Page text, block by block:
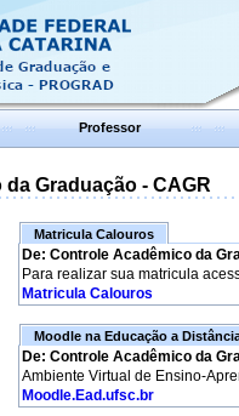
Professor
Graduação - CAGR
Matricula Calouros
De: Controle Acadêmico da
Para realizar sua matricula
Matricula Calouros
Moodle na Educação a
De: Controle Acadêmico da
Ambiente Virtual de Ensino-
Moodle.Ead.ufsc.br